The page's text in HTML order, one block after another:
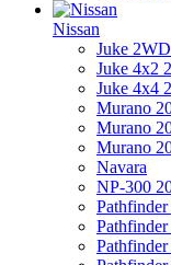
Nissan
Juke
Juke 4x2
Juke 4x4
Murano
Murano
Murano
Navara
NP-300